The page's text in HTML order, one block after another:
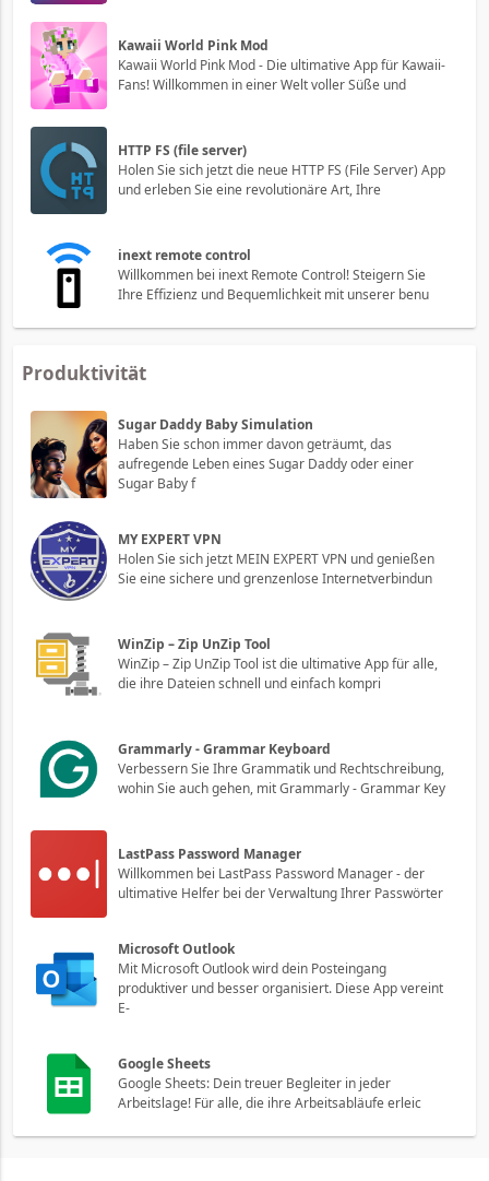
Kawaii World Pink Mod
Kawaii World Pink Mod - Die ultimative App für Kawaii-
Fans! Willkommen in einer Welt voller Süße und
HTTP FS (file server)
Holen Sie sich jetzt die neue HTTP FS (File Server) App
und erleben Sie eine revolutionäre Art, Ihre
inext remote control
Willkommen bei inext Remote Control! Steigern Sie
Ihre Effizienz und Bequemlichkeit mit unserer benu
Produktivität
Sugar Daddy Baby Simulation
Haben Sie schon immer davon geträumt, das
aufregende Leben eines Sugar Daddy oder einer
Sugar Baby f
MY EXPERT VPN
Holen Sie sich jetzt MEIN EXPERT VPN und genießen
Sie eine sichere und grenzenlose Internetverbindun
WinZip – Zip UnZip Tool
WinZip – Zip UnZip Tool ist die ultimative App für alle,
die ihre Dateien schnell und einfach kompri
Grammarly - Grammar Keyboard
Verbessern Sie Ihre Grammatik und Rechtschreibung,
wohin Sie auch gehen, mit Grammarly - Grammar Key
LastPass Password Manager
Willkommen bei LastPass Password Manager - der
ultimative Helfer bei der Verwaltung Ihrer Passwörter
Microsoft Outlook
Mit Microsoft Outlook wird dein Posteingang
produktiver und besser organisiert. Diese App vereint
E-
Google Sheets
Google Sheets: Dein treuer Begleiter in jeder
Arbeitslage! Für alle, die ihre Arbeitsabläufe erleic